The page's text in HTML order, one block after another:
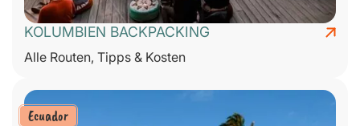
KOLUMBIEN BACKPACKING
Alle Routen, Tipps & Kosten
Ecuador